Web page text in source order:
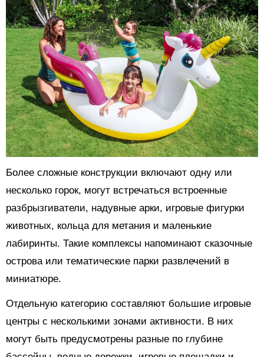
Более сложные конструкции включают одну или
несколько горок, могут встречаться встроенные
разбрызгиватели, надувные арки, игровые фигурки
животных, кольца для метания и маленькие
лабиринты. Такие комплексы напоминают сказочные
острова или тематические парки развлечений в
миниатюре.
Отдельную категорию составляют большие игровые
центры с несколькими зонами активности. В них
могут быть предусмотрены разные по глубине